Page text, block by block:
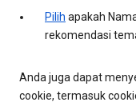
Pilih apakah
rekomendasi
Anda juga dapat
cookie, termasuk